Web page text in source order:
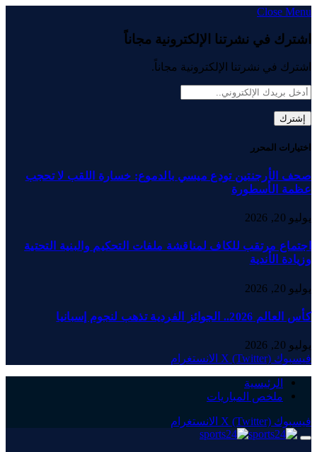
Close Menu
اشترك في نشرتنا الإلكترونية مجاناً
اشترك في نشرتنا الإلكترونية مجاناً.
اختيارات المحرر
صحف الأرجنتين تودع ميسي بالدموع: خسارة اللقب لا تحجب
عظمة الأسطورة
يوليو 20, 2026
اجتماع مرتقب للكاف لمناقشة ملفات التحكيم والبنية التحتية
وزيادة الأندية
يوليو 20, 2026
كأس العالم 2026.. الجوائز الفردية تذهب لنجوم إسبانيا
يوليو 20, 2026
فيسبوك X (Twitter) الانستغرام
الرئيسية
ملخص المباريات
فيسبوك X (Twitter) الانستغرام